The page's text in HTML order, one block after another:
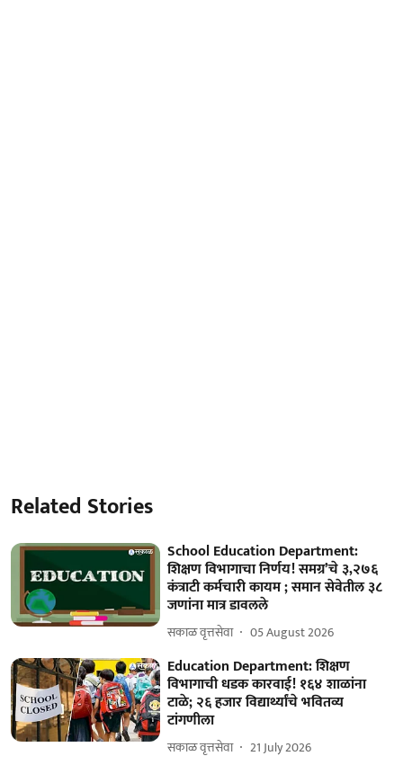
Related Stories
School Education Department:
शिक्षण विभागाचा निर्णय! समग्र’चे ३,२७६
कंत्राटी कर्मचारी कायम ; समान सेवेतील ३८
जणांना मात्र डावलले
सकाळ वृत्तसेवा 05 August 2026
Education Department: शिक्षण
विभागाची धडक कारवाई! १६४ शाळांना
टाळे; २६ हजार विद्यार्थ्यांचे भवितव्य
टांगणीला
सकाळ वृत्तसेवा 21 July 2026